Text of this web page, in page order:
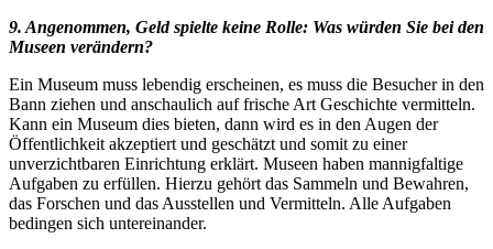
9. Angenommen, Geld spielte keine Rolle: Was würden Sie bei den
Museen verändern?
Ein Museum muss lebendig erscheinen, es muss die Besucher in den
Bann ziehen und anschaulich auf frische Art Geschichte vermitteln.
Kann ein Museum dies bieten, dann wird es in den Augen der
Öffentlichkeit akzeptiert und geschätzt und somit zu einer
unverzichtbaren Einrichtung erklärt. Museen haben mannigfaltige
Aufgaben zu erfüllen. Hierzu gehört das Sammeln und Bewahren,
das Forschen und das Ausstellen und Vermitteln. Alle Aufgaben
bedingen sich untereinander.